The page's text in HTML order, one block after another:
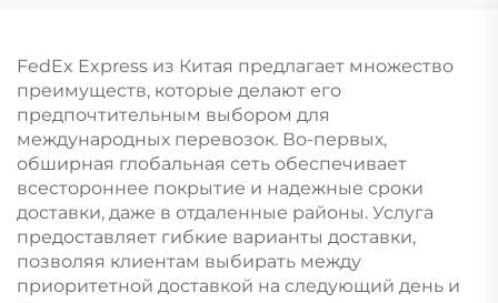
FedEx Express из Китая предлагает множество
преимуществ, которые делают его
предпочтительным выбором для
международных перевозок. Во-первых,
обширная глобальная сеть обеспечивает
всестороннее покрытие и надежные сроки
доставки, даже в отдаленные районы. Услуга
предоставляет гибкие варианты доставки,
позволяя клиентам выбирать между
приоритетной доставкой на следующий день и